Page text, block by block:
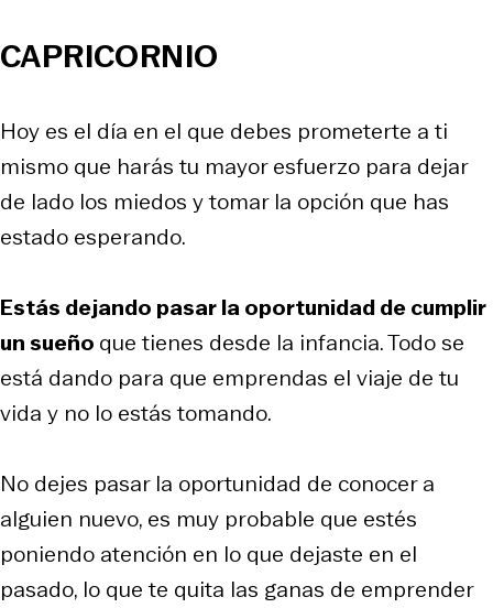
CAPRICORNIO
Hoy es el día en el que debes prometerte a ti
mismo que harás tu mayor esfuerzo para dejar
de lado los miedos y tomar la opción que has
estado esperando.
Estás dejando pasar la oportunidad de cumplir
un sueño que tienes desde la infancia. Todo se
está dando para que emprendas el viaje de tu
vida y no lo estás tomando.
No dejes pasar la oportunidad de conocer a
alguien nuevo, es muy probable que estés
poniendo atención en lo que dejaste en el
pasado, lo que te quita las ganas de emprender